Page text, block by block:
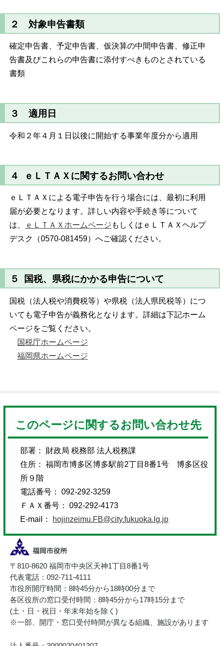
２ 対象申告書類
確定申告書、予定申告書、仮決算の中間申告書、修正申
告書及びこれらの申告書に添付すべきものとされている
書類
３ 適用日
令和２年４月１日以後に開始する事業年度分から適用
４ ｅＬＴＡＸに関するお問い合わせ
ｅＬＴＡＸによる電子申告を行う場合には、最初に利用
届が必要となります。詳しい内容や手続き等について
は、
ｅＬＴＡＸホームページ もしくはｅＬＴＡＸヘルプ
デスク（0570-081459）へご確認ください。
５ 国税、県税にかかる申告について
国税（法人税や消費税等）や県税（法人県民税等）につ
いても電子申告が義務化となります。詳細は下記ホーム
ページをご覧ください。
国税庁ホームページ
福岡県ホームページ
このページに関するお問い合わせ先
部署： 財政局 税務部 法人税務課
住所： 福岡市博多区博多駅前2丁目8番1号 博多区役
所９階
電話番号： 092-292-3259
ＦＡＸ番号： 092-292-4173
E-mail：
hojinzeimu.FB@city.fukuoka.lg.jp
〒810-8620 福岡市中央区天神1丁目8番1号
代表電話：092-711-4111
市役所開庁時間：8時45分から18時00分まで
各区役所の窓口受付時間：8時45分から17時15分まで
(土・日・祝日・年末年始を除く)
※一部、開庁・窓口受付時間が異なる組織、施設があります